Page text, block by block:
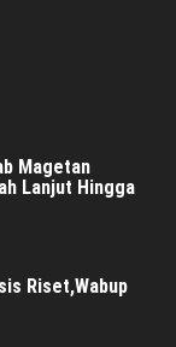
Magetan
Lanjut Hingga
Riset,Wabup